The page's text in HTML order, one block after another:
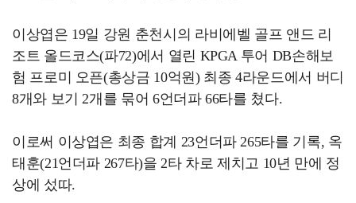
이상엽은 19일 강원 춘천시의 라비에벨 골프 앤드 리
조트 올드코스(파72)에서 열린 KPGA 투어 DB손해보
험 프로미 오픈(총상금 10억원) 최종 4라운드에서 버디
8개와 보기 2개를 묶어 6언더파 66타를 쳤다.
이로써 이상엽은 최종 합계 23언더파 265타를 기록, 옥
태훈(21언더파 267타)을 2타 차로 제치고 10년 만에 정
상에 섰따.